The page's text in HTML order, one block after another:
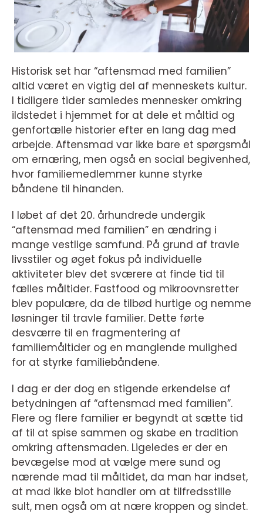
Historisk set har “aftensmad med familien”
altid været en vigtig del af menneskets kultur.
I tidligere tider samledes mennesker omkring
ildstedet i hjemmet for at dele et måltid og
genfortælle historier efter en lang dag med
arbejde. Aftensmad var ikke bare et spørgsmål
om ernæring, men også en social begivenhed,
hvor familiemedlemmer kunne styrke
båndene til hinanden.
I løbet af det 20. århundrede undergik
“aftensmad med familien” en ændring i
mange vestlige samfund. På grund af travle
livsstiler og øget fokus på individuelle
aktiviteter blev det sværere at finde tid til
fælles måltider. Fastfood og mikroovnsretter
blev populære, da de tilbød hurtige og nemme
løsninger til travle familier. Dette førte
desværre til en fragmentering af
familiemåltider og en manglende mulighed
for at styrke familiebåndene.
I dag er der dog en stigende erkendelse af
betydningen af “aftensmad med familien”.
Flere og flere familier er begyndt at sætte tid
af til at spise sammen og skabe en tradition
omkring aftensmaden. Ligeledes er der en
bevægelse mod at vælge mere sund og
nærende mad til måltidet, da man har indset,
at mad ikke blot handler om at tilfredsstille
sult, men også om at nære kroppen og sindet.